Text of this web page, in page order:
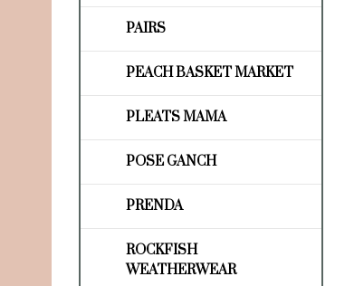
PAIRS
PEACH BASKET MARKET
PLEATS MAMA
POSE GANCH
PRENDA
ROCKFISH
WEATHERWEAR